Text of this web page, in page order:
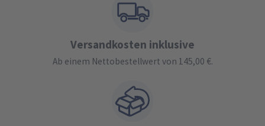
Versandkosten inklusive
Ab einem Nettobestellwert von 145,00 €.